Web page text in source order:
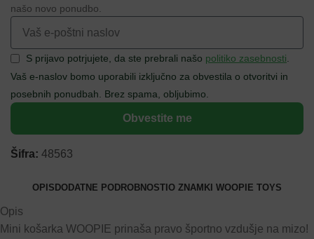
našo novo ponudbo.
S prijavo potrjujete, da ste prebrali našo politiko zasebnosti.
Vaš e-naslov bomo uporabili izključno za obvestila o otvoritvi in
posebnih ponudbah. Brez spama, obljubimo.
Obvestite me
Šifra: 48563
OPIS DODATNE PODROBNOSTI O ZNAMKI WOOPIE TOYS
Opis
Mini košarka WOOPIE prinaša pravo športno vzdušje na mizo!